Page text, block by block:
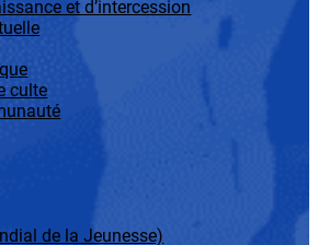
et d’intercession
culte
de la Jeunesse)